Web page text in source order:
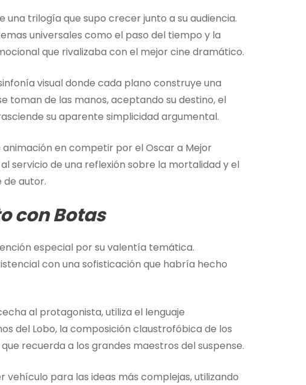
trilogía que supo crecer junto a su audiencia.
universales como el paso del tiempo y la
que rivalizaba con el mejor cine dramático.
visual donde cada plano construye una
toman de las manos, aceptando su destino, el
su aparente simplicidad argumental.
en competir por el Oscar a Mejor
servicio de una reflexión sobre la mortalidad y el
de autor.
con Botas
especial por su valentía temática.
con una sofisticación que habría hecho
al protagonista, utiliza el lenguaje
del Lobo, la composición claustrofóbica de los
recuerda a los grandes maestros del suspense.
para las ideas más complejas, utilizando